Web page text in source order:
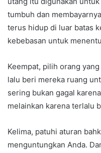
tumbuh dan
terus hidup di luar batas
kebebasan untuk
Keempat, pilih orang
lalu beri mereka ruang
sering bukan gagal
melainkan karena terlalu
Kelima, patuhi aturan
menguntungkan Anda.